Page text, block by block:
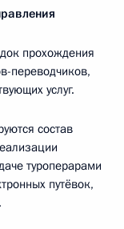
прохождения
переводчиков,
услуг.
состав
туроперарами
путёвок,